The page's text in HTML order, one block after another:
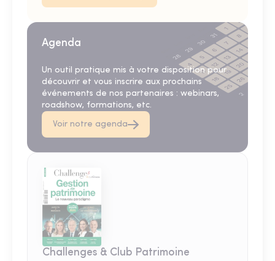
Agenda
Un outil pratique mis à votre disposition pour
découvrir et vous inscrire aux prochains
événements de nos partenaires : webinars,
roadshow, formations, etc.
Voir notre agenda
Challenges & Club Patrimoine